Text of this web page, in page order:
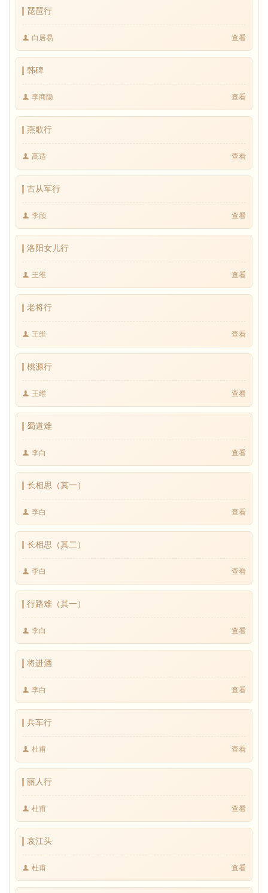
琵琶行
白居易 查看
韩碑
李商隐 查看
燕歌行
高适 查看
古从军行
李颀 查看
洛阳女儿行
王维 查看
老将行
王维 查看
桃源行
王维 查看
蜀道难
李白 查看
长相思（其一）
李白 查看
长相思（其二）
李白 查看
行路难（其一）
李白 查看
将进酒
李白 查看
兵车行
杜甫 查看
丽人行
杜甫 查看
哀江头
杜甫 查看